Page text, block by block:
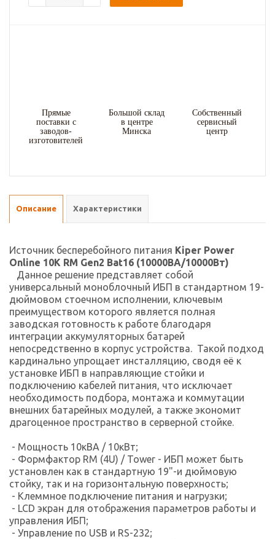
Прямые
поставки с
заводов-
изготовителей
Большой склад
в центре
Минска
Собственный
сервисный
центр
Описание Характеристики
Источник бесперебойного питания Kiper Power
Online 10K RM Gen2 Bat16 (10000ВА/10000Вт)
Данное решение представляет собой
универсальный моноблочный ИБП в стандартном 19-
дюймовом стоечном исполнении, ключевым
преимуществом которого является полная
заводская готовность к работе благодаря
интеграции аккумуляторных батарей
непосредственно в корпус устройства. Такой подход
кардинально упрощает инсталляцию, сводя её к
установке ИБП в направляющие стойки и
подключению кабелей питания, что исключает
необходимость подбора, монтажа и коммутации
внешних батарейных модулей, а также экономит
драгоценное пространство в серверной стойке.
- Мощность 10кВА / 10кВт;
- Формфактор RM (4U) / Tower - ИБП может быть
установлен как в стандартную 19"-и дюймовую
стойку, так и на горизонтальную поверхность;
- Клеммное подключение питания и нагрузки;
- LCD экран для отображения параметров работы и
управления ИБП;
- Управление по USB и RS-232;